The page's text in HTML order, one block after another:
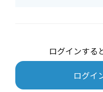
ログインする
ログイ